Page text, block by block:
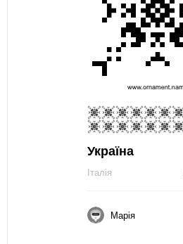
Україна
Італія
Марія